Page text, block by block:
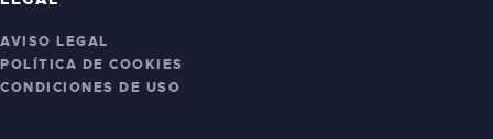
AVISO LEGAL
POLÍTICA DE COOKIES
CONDICIONES DE USO